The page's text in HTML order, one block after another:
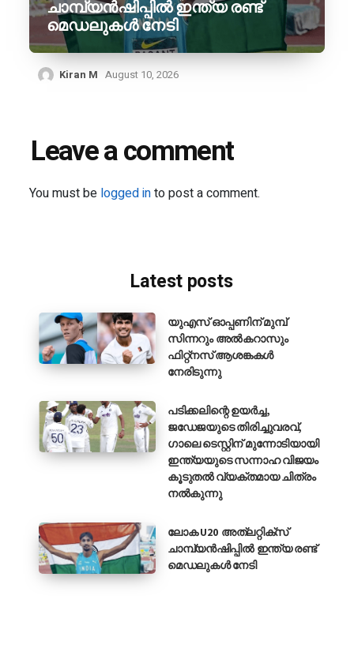
ചാമ്പ്യൻഷിപ്പിൽ ഇന്ത്യ രണ്ട്
മെഡലുകൾ നേടി
Kiran M August 10, 2026
Leave a comment
You must be logged into post a comment.
Latest posts
യുഎസ് ഓപ്പണിന് മുമ്പ്
സിന്നറും അൽകറാസും
ഫിറ്റ്നസ് ആശങ്കകൾ
നേരിടുന്നു
പടിക്കലിന്റെ ഉയർച്ച,
ജഡേജയുടെ തിരിച്ചുവരവ്,
ഗാലെ ടെസ്റ്റിന് മുന്നോടിയായി
ഇന്ത്യയുടെ സന്നാഹ വിജയം
കൂടുതൽ വ്യക്തമായ ചിത്രം
നൽകുന്നു
ലോക U20 അത്‌ലറ്റിക്‌സ്
ചാമ്പ്യൻഷിപ്പിൽ ഇന്ത്യ രണ്ട്
മെഡലുകൾ നേടി